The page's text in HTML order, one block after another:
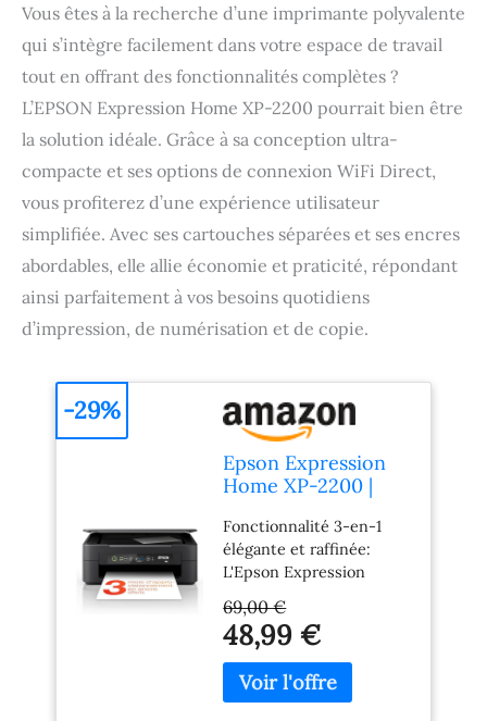
Vous êtes à la recherche d’une imprimante polyvalente
qui s’intègre facilement dans votre espace de travail
tout en offrant des fonctionnalités complètes ?
L’EPSON Expression Home XP-2200 pourrait bien être
la solution idéale. Grâce à sa conception ultra-
compacte et ses options de connexion WiFi Direct,
vous profiterez d’une expérience utilisateur
simplifiée. Avec ses cartouches séparées et ses encres
abordables, elle allie économie et praticité, répondant
ainsi parfaitement à vos besoins quotidiens
d’impression, de numérisation et de copie.
Epson Expression
Home XP-2200 |
- Impression,
Numérisation,
Copie - WiFi Direct,
Ultra-compacte,
Cartouches
séparées, Facile à
configurer, Encres
abordables
Fonctionnalité 3-en-1
élégante et raffinée:
L'Epson Expression
compacte combine
impression, numérisation
et copie en un seul
appareil abordable,
optimisant votre espace
69,00 €
48,99 €
-29%